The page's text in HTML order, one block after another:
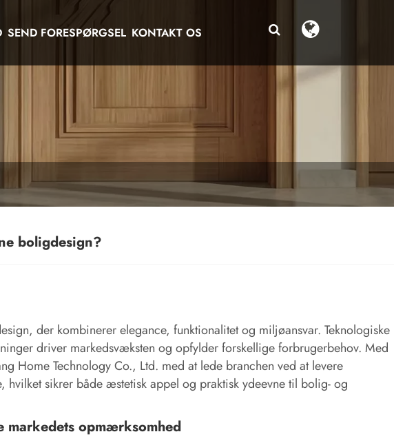
SEND FORESPØRGSEL KONTAKT OS
boligdesign?
der kombinerer elegance, funktionalitet og miljøansvar. Teknologiske
driver markedsvæksten og opfylder forskellige forbrugerbehov. Med
Home Technology Co., Ltd. med at lede branchen ved at levere
sikrer både æstetisk appel og praktisk ydeevne til bolig- og
opmærksomhed